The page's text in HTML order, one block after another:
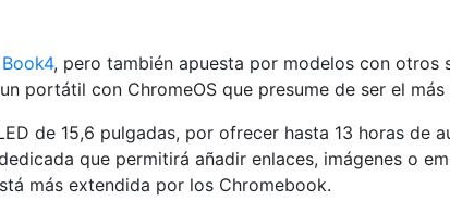
, pero también apuesta por modelos con otros
portátil con ChromeOS que presume de ser el
de 15,6 pulgadas, por ofrecer hasta 13 horas
que permitirá añadir enlaces, imágenes o
más extendida por los Chromebook.